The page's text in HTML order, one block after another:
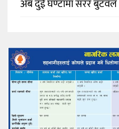
अब दुई घण्टामा सरर बुटवल